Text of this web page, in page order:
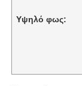
Υψηλό φως: